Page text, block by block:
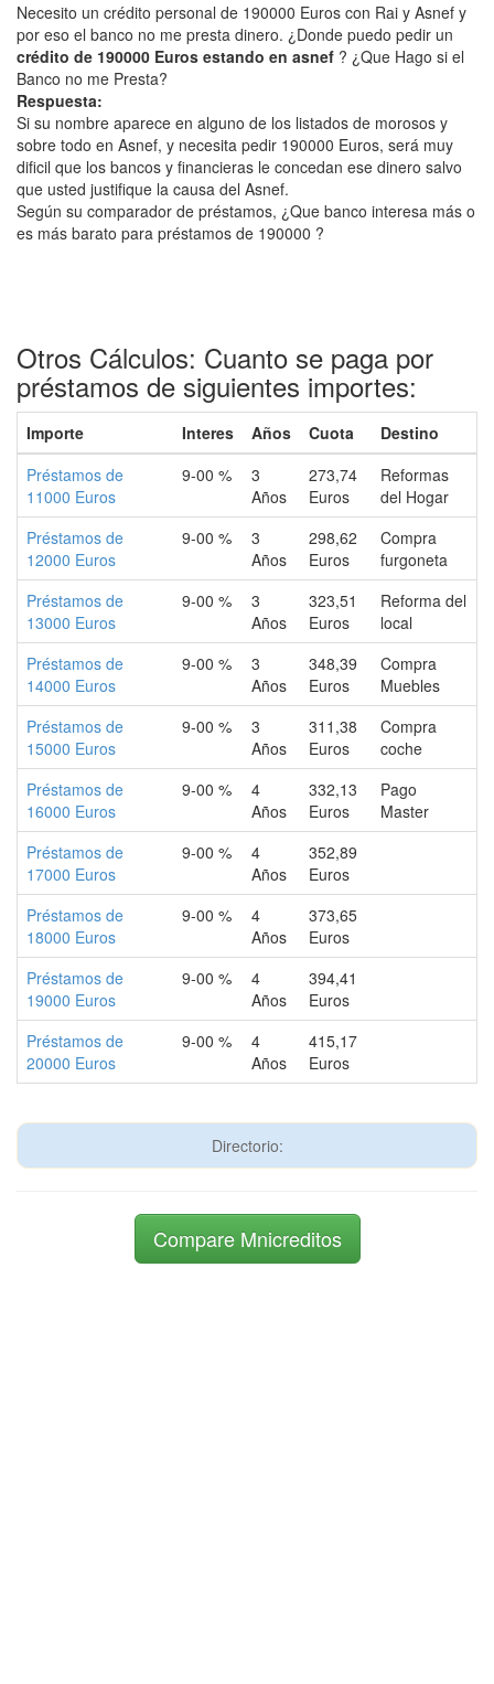
Necesito un crédito personal de 190000 Euros con Rai y Asnef y
por eso el banco no me presta dinero. ¿Donde puedo pedir un
crédito de 190000 Euros estando en asnef ? ¿Que Hago si el
Banco no me Presta?
Respuesta:
Si su nombre aparece en alguno de los listados de morosos y
sobre todo en Asnef, y necesita pedir 190000 Euros, será muy
dificil que los bancos y financieras le concedan ese dinero salvo
que usted justifique la causa del Asnef.
Según su comparador de préstamos, ¿Que banco interesa más o
es más barato para préstamos de 190000 ?
Otros Cálculos: Cuanto se paga por
préstamos de siguientes importes:
Importe Interes Años Cuota
Destino
Préstamos de
11000 Euros
9-00 %
3
Años
273,74
Euros
Reformas
del Hogar
Préstamos de
12000 Euros
9-00 %
3
Años
298,62
Euros
Compra
furgoneta
Préstamos de
13000 Euros
9-00 %
3
Años
323,51
Euros
Reforma del
local
Préstamos de
14000 Euros
9-00 %
3
Años
348,39
Euros
Compra
Muebles
Préstamos de
15000 Euros
9-00 %
3
Años
311,38
Euros
Compra
coche
Préstamos de
16000 Euros
9-00 %
4
Años
332,13
Euros
Pago
Master
Préstamos de
17000 Euros
9-00 %
4
Años
352,89
Euros
Préstamos de
18000 Euros
9-00 %
4
Años
373,65
Euros
Préstamos de
19000 Euros
9-00 %
4
Años
394,41
Euros
Préstamos de
20000 Euros
9-00 %
4
Años
415,17
Euros
Directorio:
Compare Mnicreditos